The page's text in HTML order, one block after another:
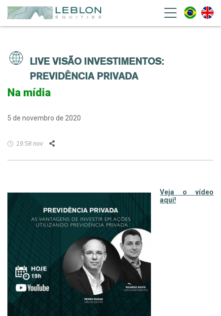
LIVE VISÃO INVESTIMENTOS:
PREVIDÊNCIA PRIVADA
Na mídia
5 de novembro de 2020
19:58 nov
Veja o vídeo
aqui!